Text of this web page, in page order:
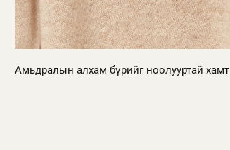
Амьдралын алхам бүрийг ноолууртай хамт